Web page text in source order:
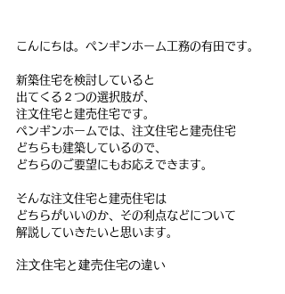
こんにちは。ペンギンホーム工務の有田です。
新築住宅を検討していると
出てくる２つの選択肢が、
注文住宅と建売住宅です。
ペンギンホームでは、注文住宅と建売住宅
どちらも建築しているので、
どちらのご要望にもお応えできます。
そんな注文住宅と建売住宅は
どちらがいいのか、その利点などについて
解説していきたいと思います。
注文住宅と建売住宅の違い